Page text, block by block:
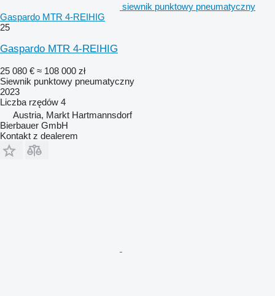
siewnik punktowy pneumatyczny
Gaspardo MTR 4-REIHIG
25
Gaspardo MTR 4-REIHIG
25 080 € ≈ 108 000 zł
Siewnik punktowy pneumatyczny
2023
Liczba rzędów 4
Austria, Markt Hartmannsdorf
Bierbauer GmbH
Kontakt z dealerem